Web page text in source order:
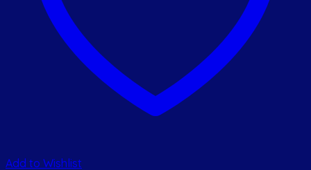
Add to Wishlist